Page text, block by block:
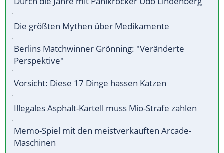
Die größten Mythen über Medikamente
Berlins Matchwinner Grönning: "Veränderte
Perspektive"
Vorsicht: Diese 17 Dinge hassen Katzen
Illegales Asphalt-Kartell muss Mio-Strafe zahlen
Memo-Spiel mit den meistverkauften Arcade-
Maschinen